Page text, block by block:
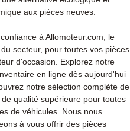
aux pièces neuves.
à Allomoteur.com, le
secteur, pour toutes vos pièces
d'occasion. Explorez notre
en ligne dès aujourd'hui
notre sélection complète de
de qualité supérieure pour toutes
de véhicules. Nous nous
à vous offrir des pièces